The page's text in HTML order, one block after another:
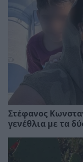
Στέφανος
γενέθλια με τα